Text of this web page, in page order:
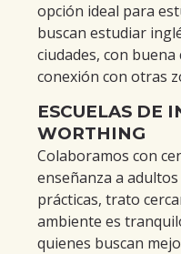
opción ideal para
buscan estudiar
ciudades, con
conexión con otras
ESCUELAS DE
WORTHING
Colaboramos con
enseñanza a
prácticas, trato
ambiente es
quienes buscan